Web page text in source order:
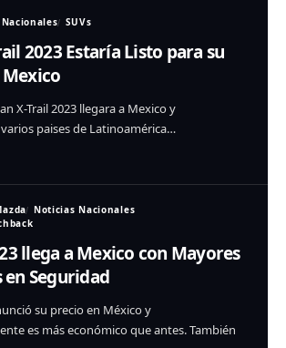
SUVs
2023 Estaría Listo para su
X-Trail 2023 llegara a Mexico y
paises de Latinoamérica…
Noticias Nacionales
llega a Mexico con Mayores
en Seguridad
su precio en México y
es más económico que antes. También